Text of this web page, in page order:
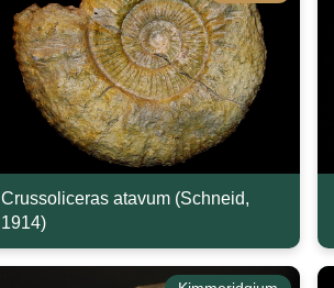
Crussoliceras atavum (Schneid,
1914)